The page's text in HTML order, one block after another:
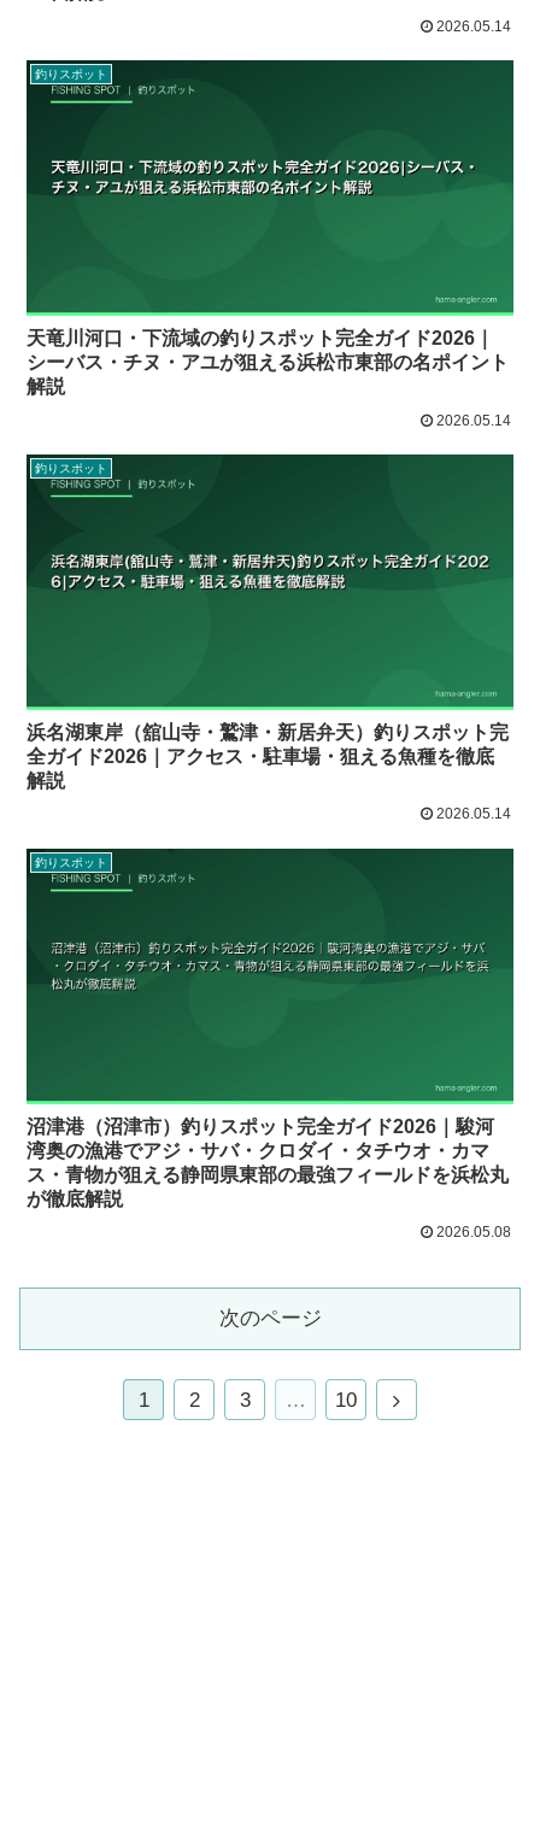
2026.05.14
釣りスポット
天竜川河口・下流域の釣りスポット完全ガイド2026｜
シーバス・チヌ・アユが狙える浜松市東部の名ポイント
解説
2026.05.14
釣りスポット
浜名湖東岸（舘山寺・鷲津・新居弁天）釣りスポット完
全ガイド2026｜アクセス・駐車場・狙える魚種を徹底
解説
2026.05.14
釣りスポット
沼津港（沼津市）釣りスポット完全ガイド2026｜駿河
湾奥の漁港でアジ・サバ・クロダイ・タチウオ・カマ
ス・青物が狙える静岡県東部の最強フィールドを浜松丸
が徹底解説
2026.05.08
次のページ
1 2 3 … 10